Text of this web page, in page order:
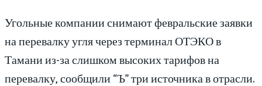
Угольные компании снимают февральские заявки
на перевалку угля через терминал ОТЭКО в
Тамани из-за слишком высоких тарифов на
перевалку, сообщили “Ъ” три источника в отрасли.